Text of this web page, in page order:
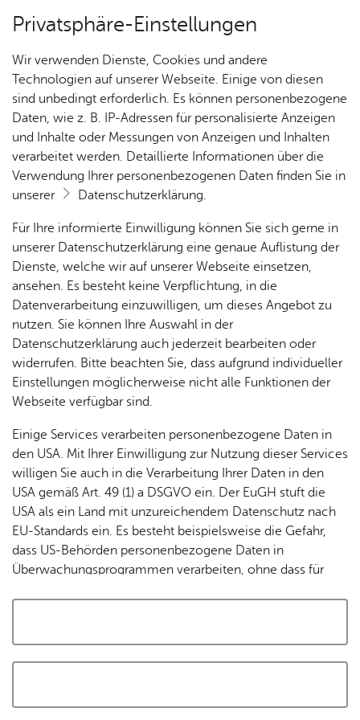
Kartenansicht
Cookie-Hinweis
Zum Laden dieser Karte wird eine Verbindung zu externen
Servern hergestellt. Diese verwenden Cookies und andere
Tracking-Technologien, um die Bedienung zu
personalisieren und zu verbessern. Weitere Informationen
finden Sie in unsererDatenschutzerklärung
Cookies akzeptieren und Karte laden
Privatsphäre-Einstellungen
Wir verwenden Dienste, Cookies und andere
Technologien auf unserer Webseite. Einige von diesen
sind unbedingt erforderlich. Es können personenbezogene
Daten, wie z. B. IP-Adressen für personalisierte Anzeigen
und Inhalte oder Messungen von Anzeigen und Inhalten
verarbeitet werden. Detaillierte Informationen über die
Verwendung Ihrer personenbezogenen Daten finden Sie in
unserer
Datenschutzerklärung.
Für Ihre informierte Einwilligung können Sie sich gerne in
unserer Datenschutzerklärung eine genaue Auflistung der
Dienste, welche wir auf unserer Webseite einsetzen,
ansehen. Es besteht keine Verpflichtung, in die
Datenverarbeitung einzuwilligen, um dieses Angebot zu
nutzen. Sie können Ihre Auswahl in der
Datenschutzerklärung auch jederzeit bearbeiten oder
widerrufen. Bitte beachten Sie, dass aufgrund individueller
Einstellungen möglicherweise nicht alle Funktionen der
Webseite verfügbar sind.
Einige Services verarbeiten personenbezogene Daten in
den USA. Mit Ihrer Einwilligung zur Nutzung dieser Services
willigen Sie auch in die Verarbeitung Ihrer Daten in den
USA gemäß Art. 49 (1) a DSGVO ein. Der EuGH stuft die
USA als ein Land mit unzureichendem Datenschutz nach
EU-Standards ein. Es besteht beispielsweise die Gefahr,
dass US-Behörden personenbezogene Daten in
Überwachungsprogrammen verarbeiten, ohne dass für